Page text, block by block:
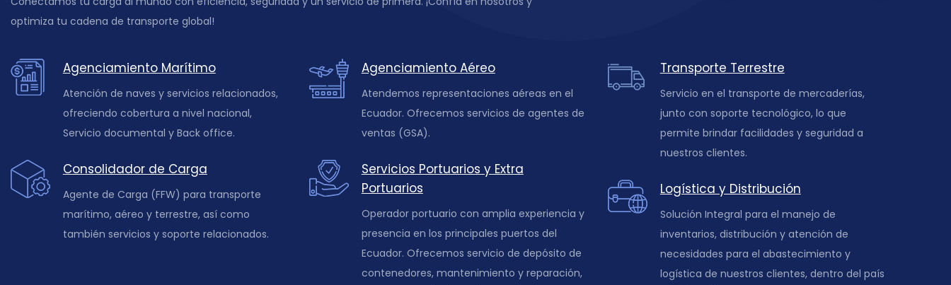
optimiza tu cadena de transporte global!
Agenciamiento Marítimo
Atención de naves y servicios relacionados,
ofreciendo cobertura a nivel nacional,
Servicio documental y Back office.
Consolidador de Carga
Agente de Carga (FFW) para transporte
marítimo, aéreo y terrestre, así como
también servicios y soporte relacionados.
Agenciamiento Aéreo
Atendemos representaciones aéreas en el
Ecuador. Ofrecemos servicios de agentes de
ventas (GSA).
Servicios Portuarios y Extra
Portuarios
Operador portuario con amplia experiencia y
presencia en los principales puertos del
Ecuador. Ofrecemos servicio de depósito de
contenedores, mantenimiento y reparación,
Transporte Terrestre
Servicio en el transporte de mercaderías,
junto con soporte tecnológico, lo que
permite brindar facilidades y seguridad a
nuestros clientes.
Logística y Distribución
Solución Integral para el manejo de
inventarios, distribución y atención de
necesidades para el abastecimiento y
logística de nuestros clientes, dentro del país